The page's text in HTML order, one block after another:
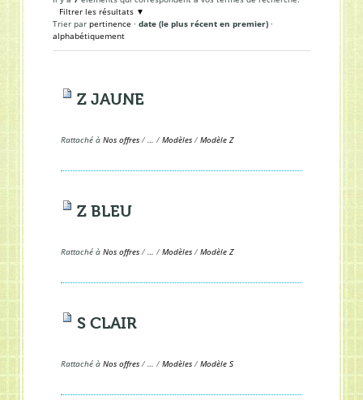
Filtrer les résultats
Trier par pertinence · date (le plus récent en premier) ·
alphabétiquement
Z JAUNE
Rattaché à Nos offres / …/ Modèles / Modèle Z
Z BLEU
Rattaché à Nos offres / …/ Modèles / Modèle Z
S CLAIR
Rattaché à Nos offres / …/ Modèles / Modèle S